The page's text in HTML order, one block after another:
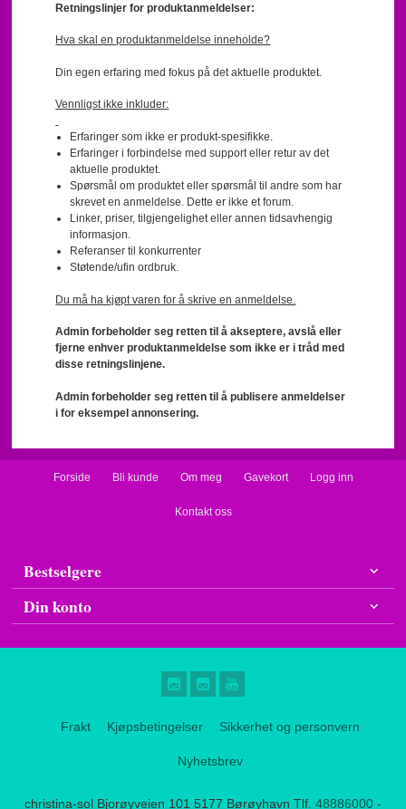
Retningslinjer for produktanmeldelser:
Hva skal en produktanmeldelse inneholde?
Din egen erfaring med fokus på det aktuelle produktet.
Vennligst ikke inkluder:
Erfaringer som ikke er produkt-spesifikke.
Erfaringer i forbindelse med support eller retur av det
aktuelle produktet.
Spørsmål om produktet eller spørsmål til andre som har
skrevet en anmeldelse. Dette er ikke et forum.
Linker, priser, tilgjengelighet eller annen tidsavhengig
informasjon.
Referanser til konkurrenter
Støtende/ufin ordbruk.
Du må ha kjøpt varen for å skrive en anmeldelse.
Admin forbeholder seg retten til å akseptere, avslå eller
fjerne enhver produktanmeldelse som ikke er i tråd med
disse retningslinjene.
Admin forbeholder seg retten til å publisere anmeldelser
i for eksempel annonsering.
Forside Bli kunde Om meg Gavekort Logg inn
Kontakt oss
Bestselgere
Din konto
Frakt Kjøpsbetingelser Sikkerhet og personvern
Nyhetsbrev
christina-sol Bjorøyveien 101 5177 Børøyhavn Tlf. 48886000 -